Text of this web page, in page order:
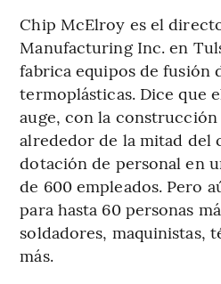
Chip McElroy es el
Manufacturing Inc. en
fabrica equipos de fusión
termoplásticas. Dice que
auge, con la
alrededor de la mitad del
dotación de personal en
de 600 empleados. Pero
para hasta 60 personas
soldadores, maquinistas,
más.